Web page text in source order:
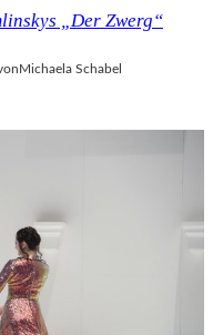
„Der Zwerg“
Michaela Schabel